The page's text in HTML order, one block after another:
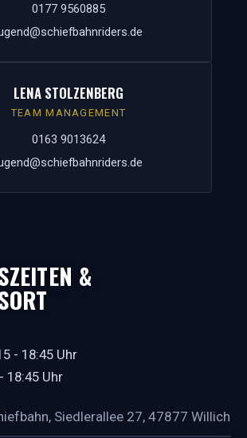
0177 9560885
LENA STOLZENBERG
TEAM MANAGEMENT
0163 9013624
&
- 18:45 Uhr
18:45 Uhr
Siedlerallee 27, 47877 Willich